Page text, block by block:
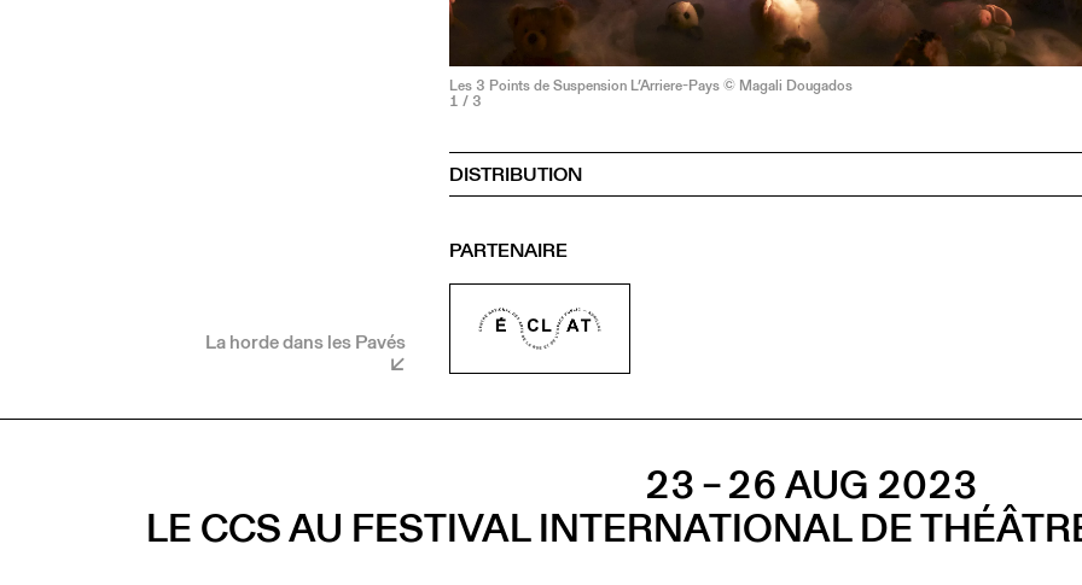
La horde dans les Pavés
Les 3 Points de Suspension L’Arriere-Pays © Magali Dougados
1 / 3
DISTRIBUTION
PARTENAIRE
23 – 26 AUG 2023
LE CCS AU FESTIVAL INTERNATIONAL DE